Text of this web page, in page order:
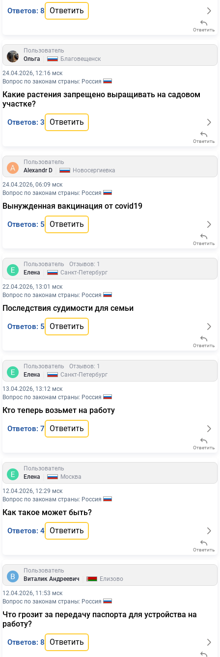
Ответов: 8 Ответить
Ответить
Пользователь
Ольга
Благовещенск
24.04.2026, 12:16 мск
Вопрос по законам страны: Россия
Какие растения запрещено выращивать на садовом
участке?
Ответов: 3 Ответить
Ответить
Пользователь
Alexandr D
Новосергиевка
24.04.2026, 06:09 мск
Вопрос по законам страны: Россия
Вынужденная вакцинация от covid19
Ответов: 5 Ответить
Ответить
Пользователь
Отзывов: 1
Елена
Санкт-Петербург
22.04.2026, 13:01 мск
Вопрос по законам страны: Россия
Последствия судимости для семьи
Ответов: 5 Ответить
Ответить
Пользователь
Отзывов: 1
Елена
Санкт-Петербург
13.04.2026, 13:12 мск
Вопрос по законам страны: Россия
Кто теперь возьмет на работу
Ответов: 7 Ответить
Ответить
Пользователь
Елена
Москва
12.04.2026, 12:29 мск
Вопрос по законам страны: Россия
Как такое может быть?
Ответов: 4 Ответить
Ответить
Пользователь
Виталик Андреевич
Елизово
12.04.2026, 11:53 мск
Вопрос по законам страны: Россия
Что грозит за передачу паспорта для устройства на
работу?
Ответов: 8 Ответить